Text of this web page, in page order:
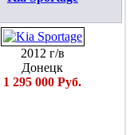
2012 г/в
Донецк
1 295 000 Руб.